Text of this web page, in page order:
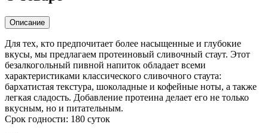
Описание
Для тех, кто предпочитает более насыщенные и глубокие
вкусы, мы предлагаем протеиновый сливочный стаут. Этот
безалкогольный пивной напиток обладает всеми
характеристиками классического сливочного стаута:
бархатистая текстура, шоколадные и кофейные ноты, а также
легкая сладость. Добавление протеина делает его не только
вкусным, но и питательным.
Срок годности: 180 суток